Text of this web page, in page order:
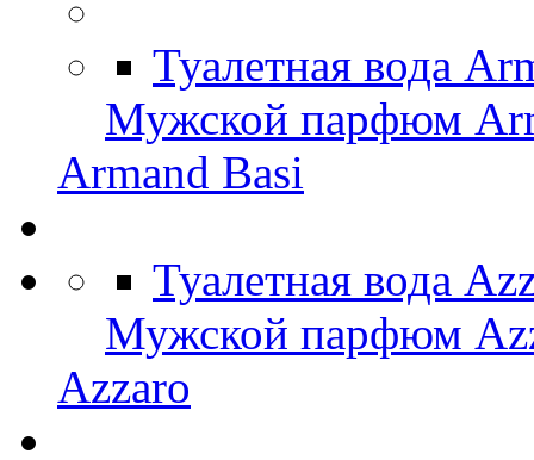
Туалетная вода
Мужской парфюм
Armand Basi
Туалетная вода
Мужской парфюм
Azzaro